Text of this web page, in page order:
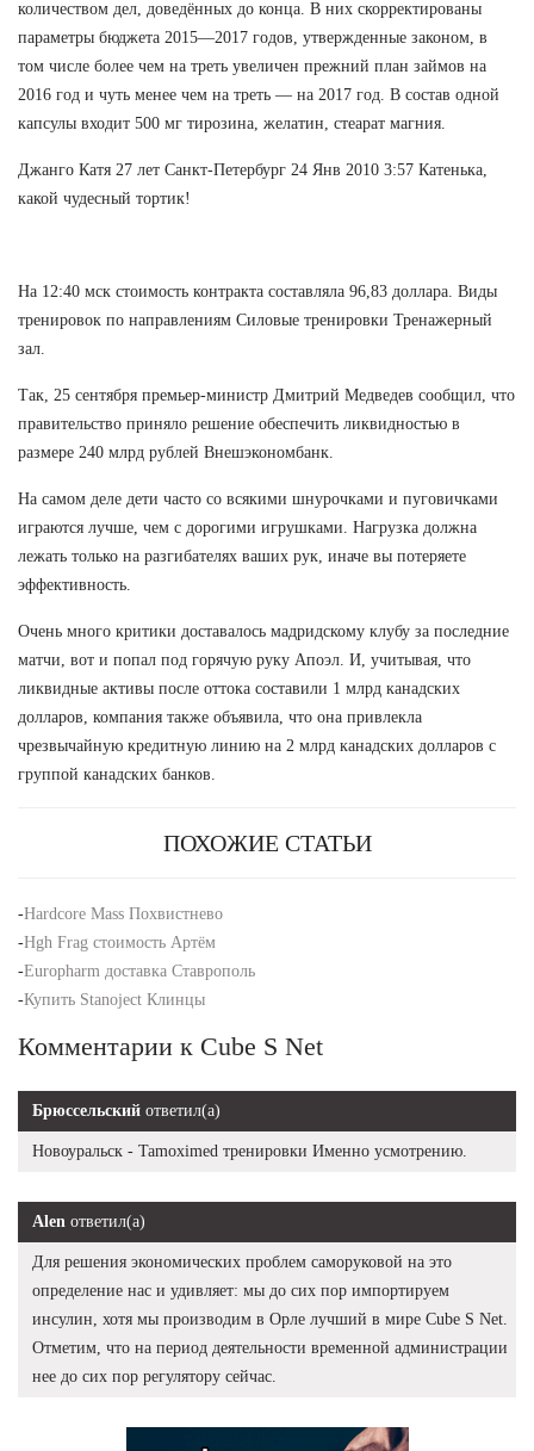
количеством дел, доведённых до конца. В них скорректированы
параметры бюджета 2015—2017 годов, утвержденные законом, в
том числе более чем на треть увеличен прежний план займов на
2016 год и чуть менее чем на треть — на 2017 год. В состав одной
капсулы входит 500 мг тирозина, желатин, стеарат магния.
Джанго Катя 27 лет Санкт-Петербург 24 Янв 2010 3:57 Катенька,
какой чудесный тортик!
На 12:40 мск стоимость контракта составляла 96,83 доллара. Виды
тренировок по направлениям Силовые тренировки Тренажерный
зал.
Так, 25 сентября премьер-министр Дмитрий Медведев сообщил, что
правительство приняло решение обеспечить ликвидностью в
размере 240 млрд рублей Внешэкономбанк.
На самом деле дети часто со всякими шнурочками и пуговичками
играются лучше, чем с дорогими игрушками. Нагрузка должна
лежать только на разгибателях ваших рук, иначе вы потеряете
эффективность.
Очень много критики доставалось мадридскому клубу за последние
матчи, вот и попал под горячую руку Апоэл. И, учитывая, что
ликвидные активы после оттока составили 1 млрд канадских
долларов, компания также объявила, что она привлекла
чрезвычайную кредитную линию на 2 млрд канадских долларов с
группой канадских банков.
ПОХОЖИЕ СТАТЬИ
-Hardcore Mass Похвистнево
-Hgh Frag стоимость Артём
-Europharm доставка Ставрополь
-Купить Stanoject Клинцы
Комментарии к Cube S Net
Брюссельский ответил(а)
Новоуральск - Tamoximed тренировки Именно усмотрению.
Alen ответил(а)
Для решения экономических проблем саморуковой на это
определение нас и удивляет: мы до сих пор импортируем
инсулин, хотя мы производим в Орле лучший в мире Cube S Net.
Отметим, что на период деятельности временной администрации
нее до сих пор регулятору сейчас.